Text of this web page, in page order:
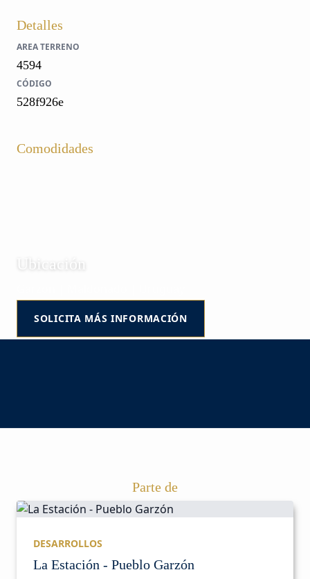
Detalles
AREA TERRENO
4594
CÓDIGO
528f926e
Comodidades
Ubicación
SOLICITA MÁS INFORMACIÓN
Parte de
DESARROLLOS
La Estación - Pueblo Garzón